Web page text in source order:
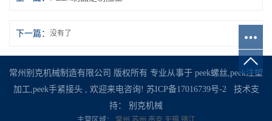
下一篇： 没有了
常州别克机械制造有限公司 版权所有 专业从事于 peek螺丝,peek注塑
加工,peek手紧接头, 欢迎来电咨询! 苏ICP备17016739号-2技术支
持： 别克机械